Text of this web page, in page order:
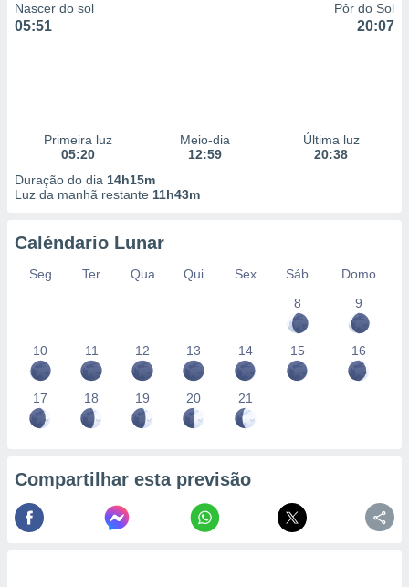
Nascer do sol
05:51
Pôr do Sol
20:07
Primeira luz
05:20
Meio-dia
12:59
Última luz
20:38
Duração do dia 14h15m
Luz da manhã restante 11h43m
Caléndario Lunar
Seg Ter Qua Qui Sex Sáb
Domo
8
9
10 11 12 13 14 15 16
17 18 19 20 21
Compartilhar esta previsão